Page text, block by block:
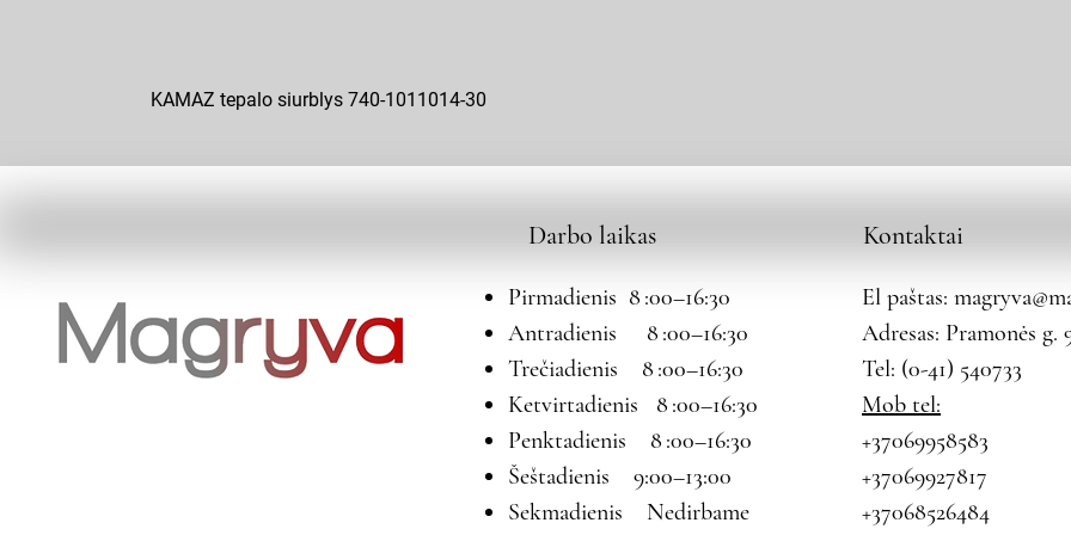
KAMAZ tepalo siurblys 740-1011014-30
Darbo laikas
Pirmadienis 8 :00–16:30
Antradienis 8 :00–16:30
Trečiadienis 8 :00–16:30
Ketvirtadienis 8 :00–16:30
Penktadienis 8 :00–16:30
Šeštadienis 9:00–13:00
Sekmadienis Nedirbame
Kontaktai
El paštas:
Adresas: Pramonės g.
Tel: (0-41) 540733
Mob tel:
+37069958583
+37069927817
+37068526484